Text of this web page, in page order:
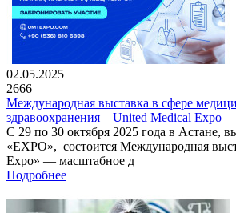
02.05.2025
2666
Международная выставка в сфере
здравоохранения – United Medical Expo
С 29 по 30 октября 2025 года в Астане,
«EXPO», состоится Международная
Expo» — масштабное д
Подробнее